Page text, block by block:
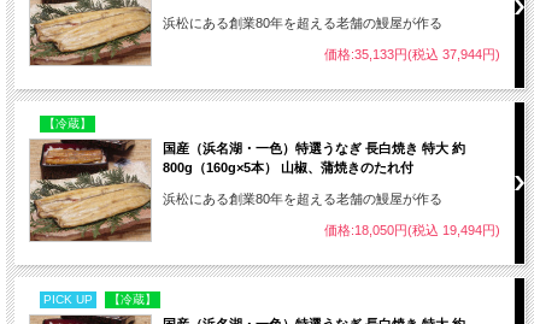
浜松にある創業80年を超える老舗の鰻屋が作る
価格:35,133円(税込 37,944円)
【冷蔵】
国産（浜名湖・一色）特選うなぎ 長白焼き 特大 約
800g（160g×5本） 山椒、蒲焼きのたれ付
浜松にある創業80年を超える老舗の鰻屋が作る
価格:18,050円(税込 19,494円)
PICK UP 【冷蔵】